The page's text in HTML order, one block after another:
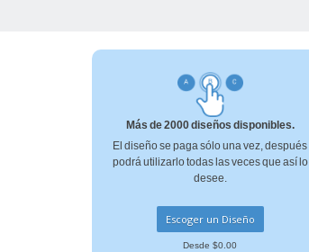
Más de 2000 diseños disponibles.
El diseño se paga sólo una vez, después
podrá utilizarlo todas las veces que así lo
desee.
Escoger un Diseño
Desde $0.00